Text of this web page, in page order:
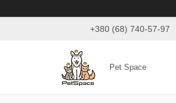
+380 (68) 740-57-97
Pet Space